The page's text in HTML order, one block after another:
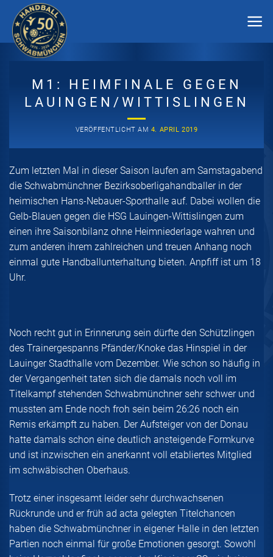
Inhalt
springen
M1: HEIMFINALE GEGEN
LAUINGEN/WITTISLINGEN
VERÖFFENTLICHT AM 4. APRIL 2019
Zum letzten Mal in dieser Saison laufen am Samstagabend
die Schwabmünchner Bezirksoberligahandballer in der
heimischen Hans-Nebauer-Sporthalle auf. Dabei wollen die
Gelb-Blauen gegen die HSG Lauingen-Wittislingen zum
einen ihre Saisonbilanz ohne Heimniederlage wahren und
zum anderen ihrem zahlreichen und treuen Anhang noch
einmal gute Handballunterhaltung bieten. Anpfiff ist um 18
Uhr.
Noch recht gut in Erinnerung sein dürfte den Schützlingen
des Trainergespanns Pfänder/Knoke das Hinspiel in der
Lauinger Stadthalle vom Dezember. Wie schon so häufig in
der Vergangenheit taten sich die damals noch voll im
Titelkampf stehenden Schwabmünchner sehr schwer und
mussten am Ende noch froh sein beim 26:26 noch ein
Remis erkämpft zu haben. Der Aufsteiger von der Donau
hatte damals schon eine deutlich ansteigende Formkurve
und ist inzwischen ein anerkannt voll etabliertes Mitglied
im schwäbischen Oberhaus.
Trotz einer insgesamt leider sehr durchwachsenen
Rückrunde und er früh ad acta gelegten Titelchancen
haben die Schwabmünchner in eigener Halle in den letzten
Partien noch einmal für große Emotionen gesorgt. Sowohl